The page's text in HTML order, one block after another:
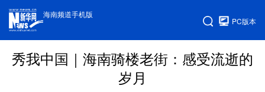
海南频道手机版
PC版本
秀我中国｜海南骑楼老街：感受流逝的
岁月